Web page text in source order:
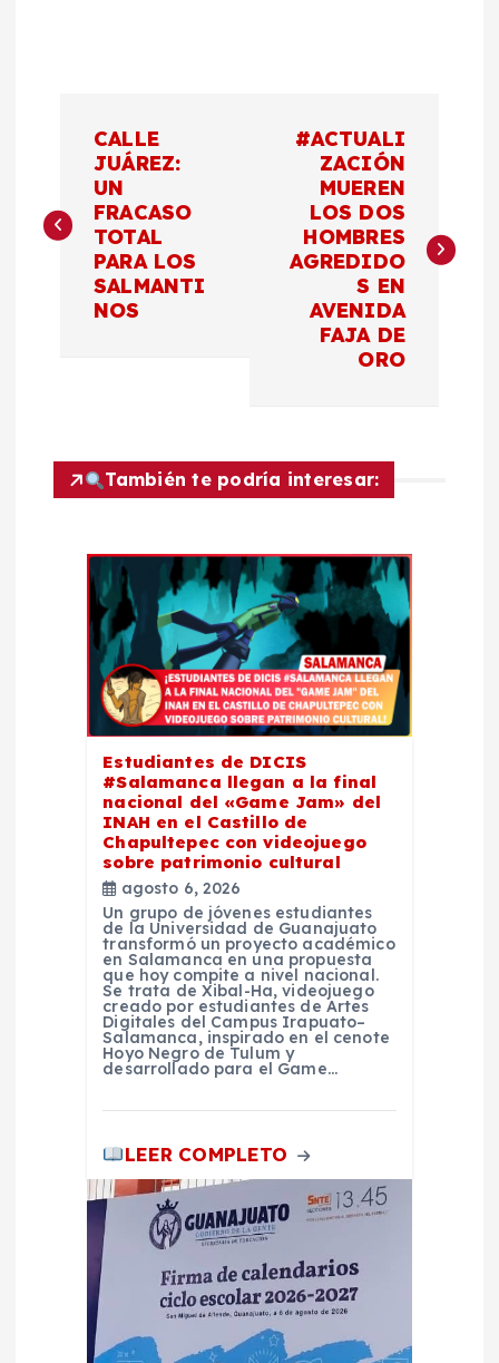
v
c
CALLE
JUÁREZ:
UN
FRACASO
TOTAL
PARA LOS
SALMANTI
NOS
#ACTUALI
ZACIÓN
MUEREN
LOS DOS
HOMBRES
AGREDIDO
S EN
AVENIDA
FAJA DE
ORO
También te podría interesar:
Estudiantes de DICIS
#Salamanca llegan a la final
nacional del «Game Jam» del
INAH en el Castillo de
Chapultepec con videojuego
sobre patrimonio cultural
agosto 6, 2026
Un grupo de jóvenes estudiantes
de la Universidad de Guanajuato
transformó un proyecto académico
en Salamanca en una propuesta
que hoy compite a nivel nacional.
Se trata de Xibal-Ha, videojuego
creado por estudiantes de Artes
Digitales del Campus Irapuato–
Salamanca, inspirado en el cenote
Hoyo Negro de Tulum y
desarrollado para el Game…
LEER COMPLETO